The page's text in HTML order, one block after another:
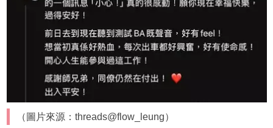
（圖片來源：threads@flow_leung）